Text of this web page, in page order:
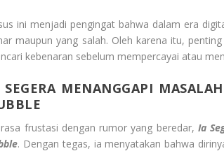
ini menjadi pengingat bahwa dalam era
maupun yang salah. Oleh karena itu,
kebenaran sebelum mempercayai atau
SEGERA MENANGGAPI
frustasi dengan rumor yang beredar, Ia
. Dengan tegas, ia menyatakan bahwa